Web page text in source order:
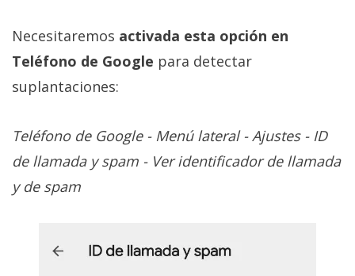
Necesitaremos activada esta opción en
Teléfono de Google para detectar
suplantaciones:
Teléfono de Google - Menú lateral - Ajustes - ID
de llamada y spam - Ver identificador de llamada
y de spam